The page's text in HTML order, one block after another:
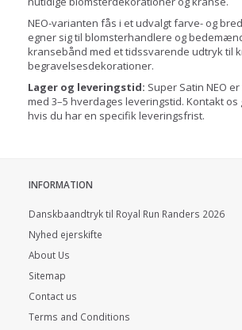
NEO-varianten fås i et udvalgt farve- og
egner sig til blomsterhandlere og
kransebånd med et tidssvarende udtryk til
begravelsesdekorationer.
Lager og leveringstid: Super Satin NEO
med 3–5 hverdages leveringstid. Kontakt os
hvis du har en specifik leveringsfrist.
INFORMATION
Danskbaandtryk til Royal Run Randers 2026
Nyhed ejerskifte
About Us
Sitemap
Contact us
Terms and Conditions